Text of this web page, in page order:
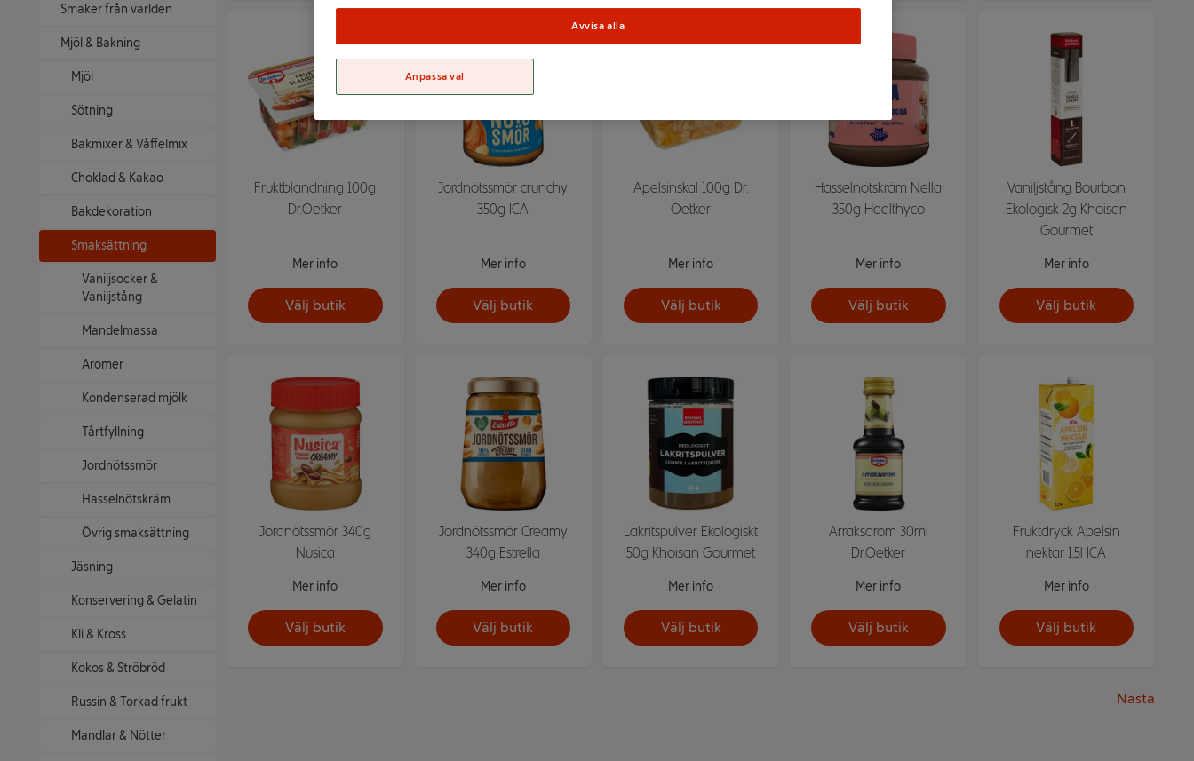
Smaker från världen
Mjöl & Bakning
Mjöl
Sötning
Bakmixer & Våffelmix
Choklad & Kakao
Bakdekoration
Smaksättning
Vaniljsocker &
Vaniljstång
Mandelmassa
Aromer
Kondenserad mjölk
Tårtfyllning
Jordnötssmör
Hasselnötskräm
Övrig smaksättning
Jäsning
Konservering & Gelatin
Kli & Kross
Kokos & Ströbröd
Russin & Torkad frukt
Mandlar & Nötter
Fruktblandning 100g
Dr.Oetker
Mer info
Välj butik
Jordnötssmör crunchy
350g ICA
Mer info
Välj butik
Apelsinskal 100g Dr.
Oetker
Mer info
Välj butik
Hasselnötskräm Nella
350g Healthyco
Mer info
Välj butik
Vaniljstång Bourbon
Ekologisk 2g Khoisan
Gourmet
Mer info
Välj butik
Jordnötssmör 340g
Nusica
Mer info
Välj butik
Jordnötssmör Creamy
340g Estrella
Mer info
Välj butik
Lakritspulver Ekologiskt
50g Khoisan Gourmet
Mer info
Välj butik
Arraksarom 30ml
Dr.Oetker
Mer info
Välj butik
Fruktdryck Apelsin
nektar 1,5l ICA
Mer info
Välj butik
Nästa
Avvisa alla
Anpassa val